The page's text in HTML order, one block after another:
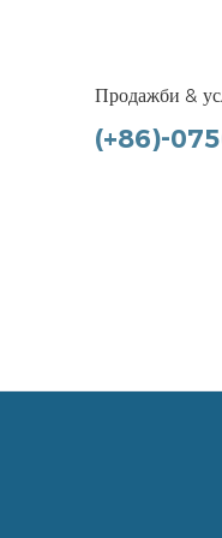
Продажби &
(+86)-